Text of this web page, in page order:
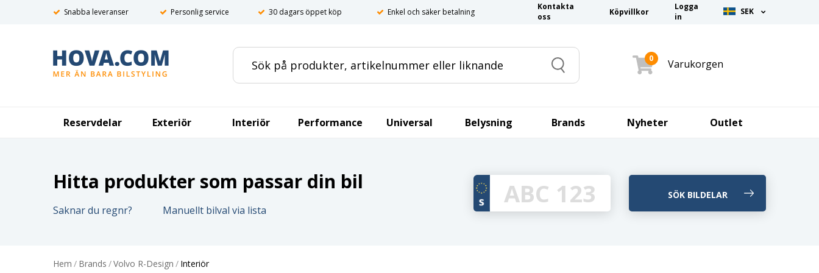
Snabba leveranser Personlig service 30 dagars öppet köp Enkel och säker betalning
Kontakta
oss
Köpvillkor
Logga
in
SEK
Search
0 Varukorgen
Reservdelar Exteriör Interiör Performance Universal Belysning Brands Nyheter Outlet
Hitta produkter som passar din bil
Saknar du regnr? Manuellt bilval via lista
Hem / Brands /Volvo R-Design / Interiör